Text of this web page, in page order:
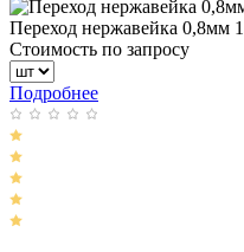
Переход нержавейка 0,8мм
Стоимость по запросу
Подробнее